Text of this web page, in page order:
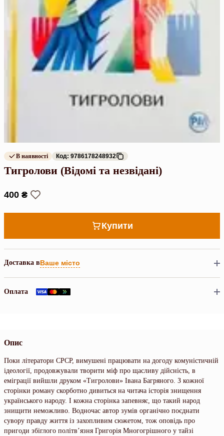
В наявності Код: 9786178248932
Тигролови (Відомі та незвідані)
400 ₴
Купити
Доставка вВаше місто
Оплата
Опис
Поки літератори СРСР, вимушені працювати на догоду комуністичній
ідеології, продовжували творити міф про щасливу дійсність, в
еміграції вийшли друком «Тигролови» Івана Багряного. З кожної
сторінки роману скорботно дивиться на читача історія знищення
українського народу. І кожна сторінка запевняє, що такий народ
знищити неможливо. Водночас автор зумів органічно поєднати
сувору правду життя із захопливим сюжетом, тож оповідь про
пригоди збіглого політв’язня Григорія Многогрішного у тайзі